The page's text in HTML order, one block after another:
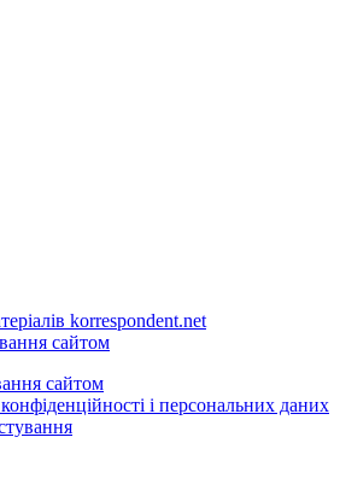
korrespondent.net
сайтом
сайтом
і персональних даних